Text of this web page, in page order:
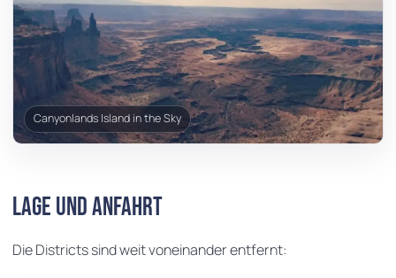
Canyonlands Island in the Sky
Lage und Anfahrt
Die Districts sind weit voneinander entfernt: